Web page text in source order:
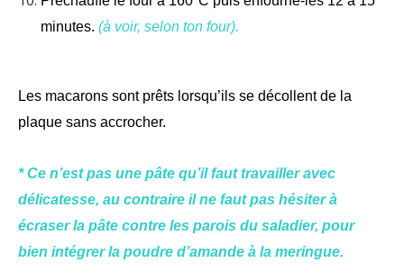
minutes. (à voir, selon ton four).
Les macarons sont prêts lorsqu’ils se décollent de la
plaque sans accrocher.
* Ce n’est pas une pâte qu’il faut travailler avec
délicatesse, au contraire il ne faut pas hésiter à
écraser la pâte contre les parois du saladier, pour
bien intégrer la poudre d’amande à la meringue.